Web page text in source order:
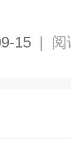
15 | 阅